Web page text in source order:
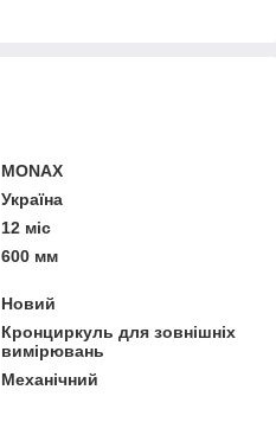
MONAX
Україна
12 міс
600 мм
Новий
Кронциркуль для зовнішніх
вимірювань
Механічний